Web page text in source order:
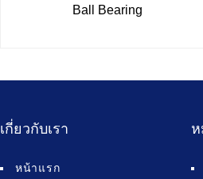
Ball Bearing
เกี่ยวกับเรา
หน้าแรก